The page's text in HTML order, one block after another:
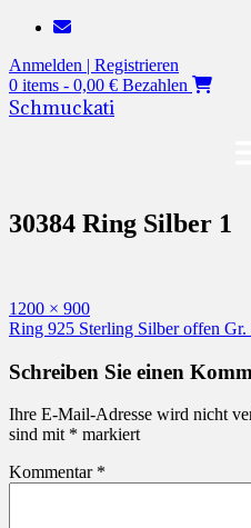
Zum
springen
Anmelden | Registrieren
0 items - 0,00 € Bezahlen
Schmuckati
30384 Ring Silber 1
Originalgröße
1200 × 900
Beitragsnavigation
Ring 925 Sterling Silber offen Gr.
Schreiben Sie einen
Ihre E-Mail-Adresse wird nicht
sind mit * markiert
Kommentar *